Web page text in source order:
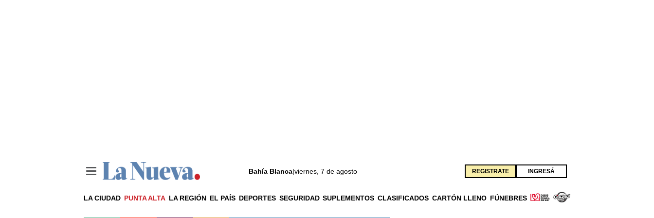
Bahía Blanca|viernes, 7 de agosto REGISTRATE INGRESÁ
LA CIUDAD PUNTA ALTA LA REGIÓN EL PAÍS DEPORTES SEGURIDAD SUPLEMENTOS CLASIFICADOS CARTÓN LLENO FÚNEBRES